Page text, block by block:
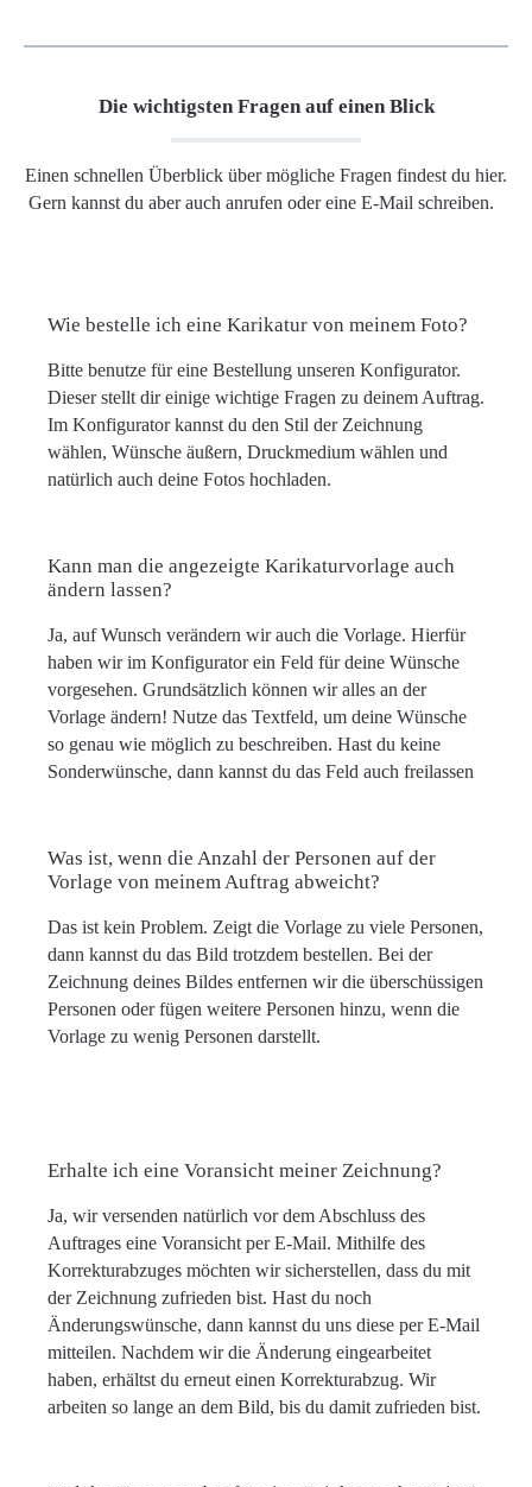
Die wichtigsten Fragen auf einen Blick
Einen schnellen Überblick über mögliche Fragen findest du hier.
Gern kannst du aber auch anrufen oder eine E-Mail schreiben.
Wie bestelle ich eine Karikatur von meinem Foto?
Bitte benutze für eine Bestellung unseren Konfigurator.
Dieser stellt dir einige wichtige Fragen zu deinem Auftrag.
Im Konfigurator kannst du den Stil der Zeichnung
wählen, Wünsche äußern, Druckmedium wählen und
natürlich auch deine Fotos hochladen.
Kann man die angezeigte Karikaturvorlage auch
ändern lassen?
Ja, auf Wunsch verändern wir auch die Vorlage. Hierfür
haben wir im Konfigurator ein Feld für deine Wünsche
vorgesehen. Grundsätzlich können wir alles an der
Vorlage ändern! Nutze das Textfeld, um deine Wünsche
so genau wie möglich zu beschreiben. Hast du keine
Sonderwünsche, dann kannst du das Feld auch freilassen
Was ist, wenn die Anzahl der Personen auf der
Vorlage von meinem Auftrag abweicht?
Das ist kein Problem. Zeigt die Vorlage zu viele Personen,
dann kannst du das Bild trotzdem bestellen. Bei der
Zeichnung deines Bildes entfernen wir die überschüssigen
Personen oder fügen weitere Personen hinzu, wenn die
Vorlage zu wenig Personen darstellt.
Erhalte ich eine Voransicht meiner Zeichnung?
Ja, wir versenden natürlich vor dem Abschluss des
Auftrages eine Voransicht per E-Mail. Mithilfe des
Korrekturabzuges möchten wir sicherstellen, dass du mit
der Zeichnung zufrieden bist. Hast du noch
Änderungswünsche, dann kannst du uns diese per E-Mail
mitteilen. Nachdem wir die Änderung eingearbeitet
haben, erhältst du erneut einen Korrekturabzug. Wir
arbeiten so lange an dem Bild, bis du damit zufrieden bist.